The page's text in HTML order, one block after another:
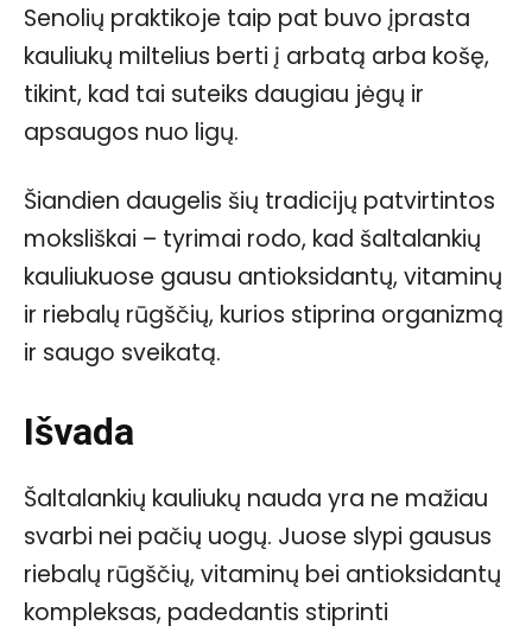
Senolių praktikoje taip pat buvo įprasta
kauliukų miltelius berti į arbatą arba košę,
tikint, kad tai suteiks daugiau jėgų ir
apsaugos nuo ligų.
Šiandien daugelis šių tradicijų patvirtintos
moksliškai – tyrimai rodo, kad šaltalankių
kauliukuose gausu antioksidantų, vitaminų
ir riebalų rūgščių, kurios stiprina organizmą
ir saugo sveikatą.
Išvada
Šaltalankių kauliukų nauda yra ne mažiau
svarbi nei pačių uogų. Juose slypi gausus
riebalų rūgščių, vitaminų bei antioksidantų
kompleksas, padedantis stiprinti